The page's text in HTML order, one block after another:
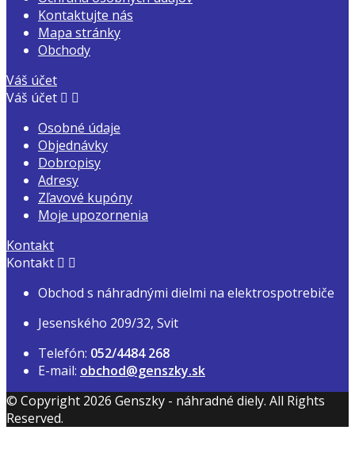
Kontaktujte nás
Mapa stránky
Obchody
Váš účet
Váš účet  
Osobné údaje
Objednávky
Dobropisy
Adresy
Zľavové kupóny
Moje upozornenia
Kontakt
Kontakt  
Obchod s náhradnými dielmi na elektrospotrebiče
Jesenského 209/32, Svit
Telefón: 052/4484 268
E-mail: obchod@genszky.sk
© Copyright 2026 Genszky - náhradné diely. All Rights
Reserved.